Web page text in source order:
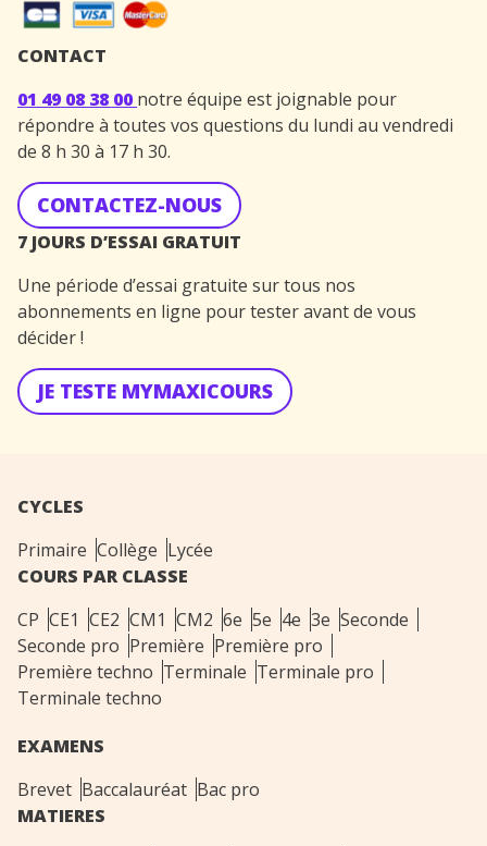
CONTACT
01 49 08 38 00 notre équipe est joignable pour
répondre à toutes vos questions du lundi au vendredi
de 8 h 30 à 17 h 30.
CONTACTEZ-NOUS
7 JOURS D’ESSAI GRATUIT
Une période d’essai gratuite sur tous nos
abonnements en ligne pour tester avant de vous
décider !
JE TESTE MYMAXICOURS
CYCLES
Primaire Collège Lycée
COURS PAR CLASSE
CP CE1 CE2 CM1 CM2 6e 5e 4e 3e Seconde
Seconde pro Première Première pro
Première techno Terminale Terminale pro
Terminale techno
EXAMENS
Brevet Baccalauréat Bac pro
MATIERES